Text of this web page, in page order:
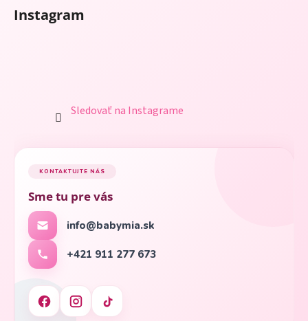
Instagram
Sledovať na Instagrame
KONTAKTUJTE NÁS
Sme tu pre vás
info@babymia.sk
+421 911 277 673